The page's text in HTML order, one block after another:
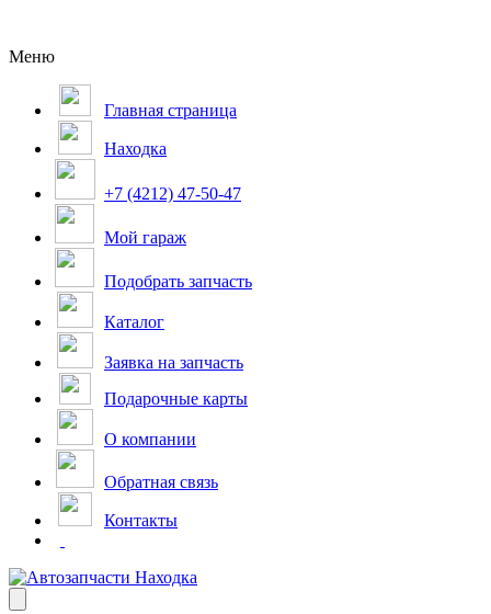
Меню
Главная страница
Находка
+7 (4212) 47-50-47
Мой гараж
Подобрать запчасть
Каталог
Заявка на запчасть
Подарочные карты
О компании
Обратная связь
Контакты